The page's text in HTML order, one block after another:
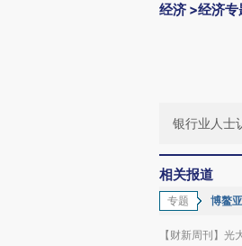
经济 >经济专
银行业人士
相关报道
专题 博鳌
【财新周刊】光